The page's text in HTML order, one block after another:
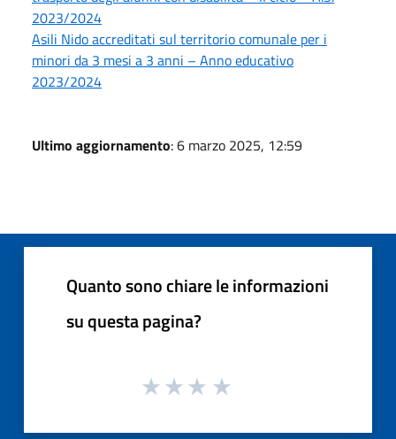
2023/2024
Asili Nido accreditati sul territorio comunale per i
minori da 3 mesi a 3 anni – Anno educativo
2023/2024
Ultimo aggiornamento: 6 marzo 2025, 12:59
Quanto sono chiare le informazioni
su questa pagina?